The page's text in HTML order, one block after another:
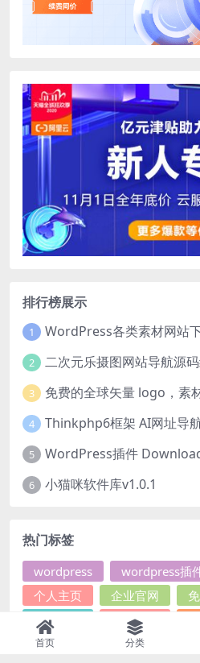
排行榜展示
1
2 二次元乐摄图网站导航源
3
4 Thinkphp6框架 AI网址导
5
6 小猫咪软件库v1.0.1
热门标签
wordpress wordpress插
个人主页
企业官网
图片图床
在线工具
帝国CMS插件
帝国CMS教程
首页 分类